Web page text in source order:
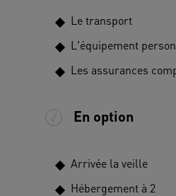
Le transport
L'équipement
Les assurances
En option
Arrivée la veille
Hébergement à 2